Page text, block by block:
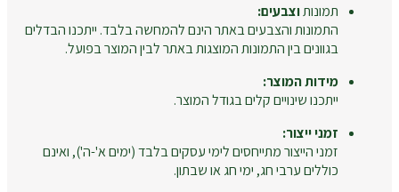
תמונותוצבעים:
התמונות והצבעים באתר הינם להמחשה בלבד. ייתכנו הבדלים
בגוונים בין התמונות המוצגות באתר לבין המוצר בפועל.
מידות המוצר:
ייתכנו שינויים קלים בגודל המוצר.
זמני ייצור:
זמני הייצור מתייחסים לימי עסקים בלבד (ימים א'-ה'), ואינם
כוללים ערבי חג, ימי חג או שבתון.